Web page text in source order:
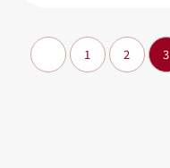
1 2 3